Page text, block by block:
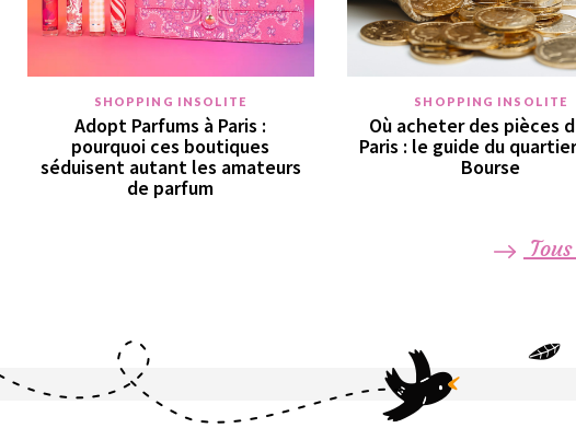
SHOPPING INSOLITE
Adopt Parfums à Paris :
pourquoi ces boutiques
séduisent autant les amateurs
de parfum
SHOPPING INSOLITE
Où acheter des pièces
Paris : le guide du
Bourse